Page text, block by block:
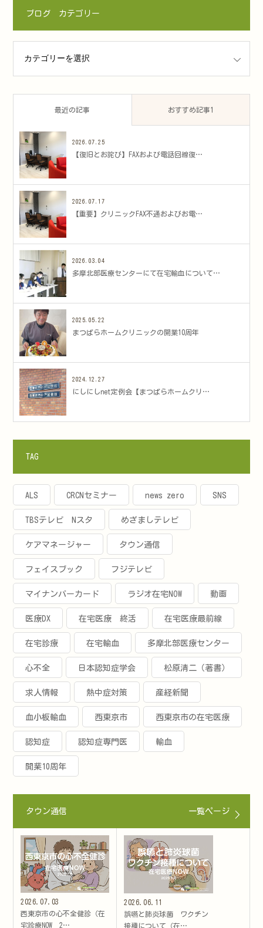
ブログ カテゴリー
最近の記事 おすすめ記事1
2026.07.25
​【復旧とお詫び】FAXおよび電話回線復…
2026.07.17
​【重要】クリニックFAX不通およびお電…
2026.03.04
多摩北部医療センターにて在宅輸血について…
2025.05.22
まつばらホームクリニックの開業10周年
2024.12.27
にしにしnet定例会【まつばらホームクリ…
TAG
ALS CRCNセミナー news zero SNS
TBSテレビ Nスタ めざましテレビ
ケアマネージャー タウン通信
フェイスブック フジテレビ
マイナンバーカード ラジオ在宅NOW 動画
医療DX 在宅医療 終活 在宅医療最前線
在宅診療 在宅輸血 多摩北部医療センター
心不全 日本認知症学会 松原清二（著書）
求人情報 熱中症対策 産経新聞
血小板輸血 西東京市 西東京市の在宅医療
認知症 認知症専門医 輸血
開業10周年
タウン通信 一覧ページ
2026.07.03
西東京市の心不全健診（在
宅診療NOW 2…
2026.06.11
誤嚥と肺炎球菌 ワクチン
接種について（在…